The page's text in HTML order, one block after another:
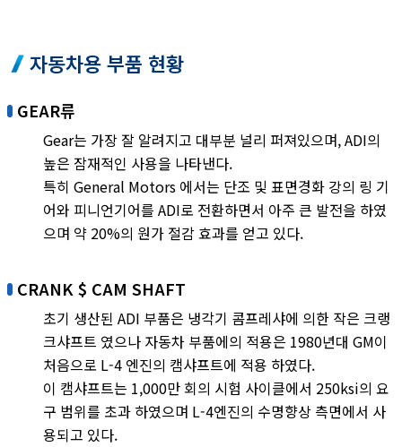
자동차용 부품 현황
GEAR류
Gear는 가장 잘 알려지고 대부분 널리 퍼져있으며, ADI의
높은 잠재적인 사용을 나타낸다.
특히 General Motors 에서는 단조 및 표면경화 강의 링 기
어와 피니언기어를 ADI로 전환하면서 아주 큰 발전을 하였
으며 약 20%의 원가 절감 효과를 얻고 있다.
CRANK $ CAM SHAFT
초기 생산된 ADI 부품은 냉각기 콤프레샤에 의한 작은 크랭
크샤프트 였으나 자동차 부품에의 적용은 1980년대 GM이
처음으로 L-4 엔진의 캠샤프트에 적용 하였다.
이 캠샤프트는 1,000만 회의 시험 사이클에서 250ksi의 요
구 범위를 초과 하였으며 L-4엔진의 수명향상 측면에서 사
용되고 있다.